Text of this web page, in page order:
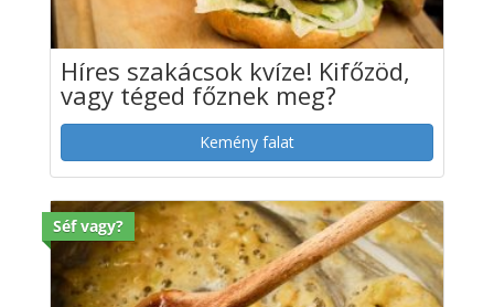
Híres szakácsok kvíze! Kifőzöd,
vagy téged főznek meg?
Kemény falat
Séf vagy?